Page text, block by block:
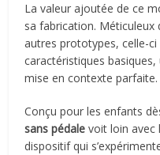
La valeur ajoutée de ce
sa fabrication. Méticuleux
autres prototypes, celle-
caractéristiques
mise en contexte parfaite.
Conçu pour les enfants
sans pédalevoit loin
dispositif qui